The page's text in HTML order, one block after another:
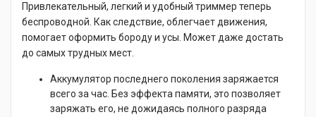
Привлекательный, легкий и удобный триммер теперь
беспроводной. Как следствие, облегчает движения,
помогает оформить бороду и усы. Может даже достать
до самых трудных мест.
Аккумулятор последнего поколения заряжается
всего за час. Без эффекта памяти, это позволяет
заряжать его, не дожидаясь полного разряда